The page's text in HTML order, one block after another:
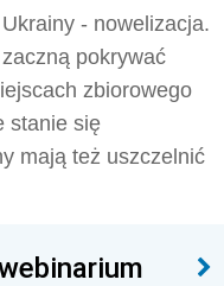
- nowelizacja.
pokrywać
zbiorowego
stanie się
mają też uszczelnić